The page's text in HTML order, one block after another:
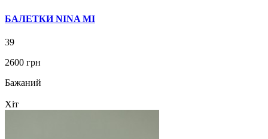
БАЛЕТКИ NINA MI
39
2600 грн
Бажаний
Хіт